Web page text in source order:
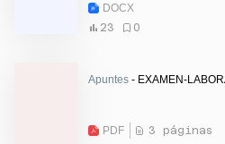
DOCX
23
0
Apuntes - EXAMEN-
PDF
3 páginas